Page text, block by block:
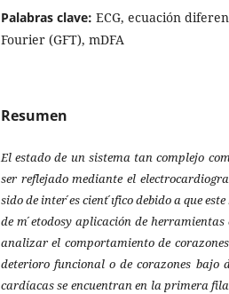
Palabras clave: ECG, ecuación
Fourier (GFT), mDFA
Resumen
El estado de un sistema tan complejo
ser reflejado mediante el
sido de inter ́es cient ́ıfico debido a que
de m ́etodosy aplicación de
analizar el comportamiento de
deterioro funcional o de corazones bajo
cardíacas se encuentran en la primera